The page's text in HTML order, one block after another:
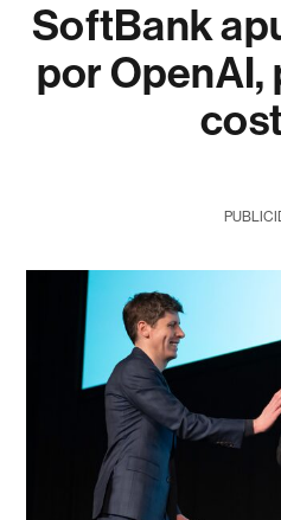
SoftBank
por OpenAI,